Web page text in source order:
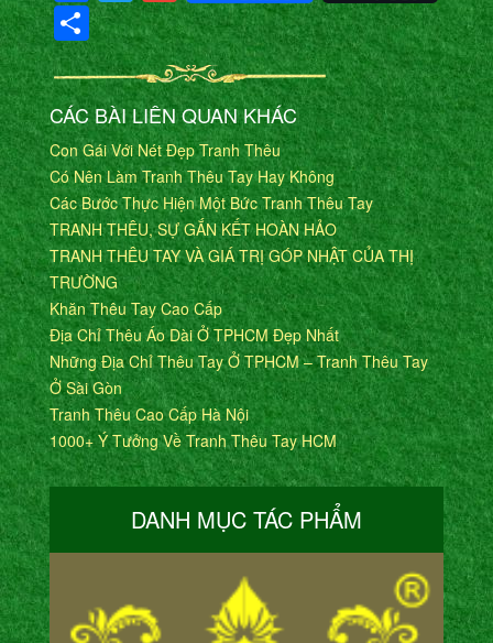
Share
CÁC BÀI LIÊN QUAN KHÁC
Con Gái Với Nét Đẹp Tranh Thêu
Có Nên Làm Tranh Thêu Tay Hay Không
Các Bước Thực Hiện Một Bức Tranh Thêu Tay
TRANH THÊU, SỰ GẮN KẾT HOÀN HẢO
TRANH THÊU TAY VÀ GIÁ TRỊ GÓP NHẬT CỦA THỊ
TRƯỜNG
Khăn Thêu Tay Cao Cấp
Địa Chỉ Thêu Áo Dài Ở TPHCM Đẹp Nhất
Những Địa Chỉ Thêu Tay Ở TPHCM – Tranh Thêu Tay
Ở Sài Gòn
Tranh Thêu Cao Cấp Hà Nội
1000+ Ý Tưởng Về Tranh Thêu Tay HCM
DANH MỤC TÁC PHẨM